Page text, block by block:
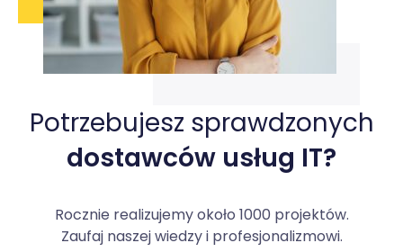
Potrzebujesz sprawdzonych
dostawców usług IT?
Rocznie realizujemy około 1000 projektów.
Zaufaj naszej wiedzy i profesjonalizmowi.